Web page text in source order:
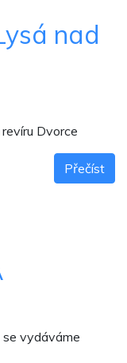
nad
Dvorce
Přečíst
se vydáváme